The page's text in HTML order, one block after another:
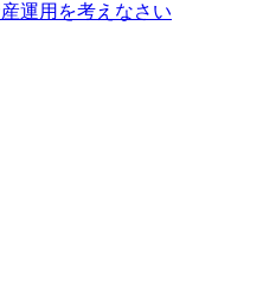
運用を考えなさい